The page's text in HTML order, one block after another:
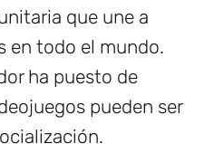
que une a
en todo el mundo.
ha puesto de
pueden ser